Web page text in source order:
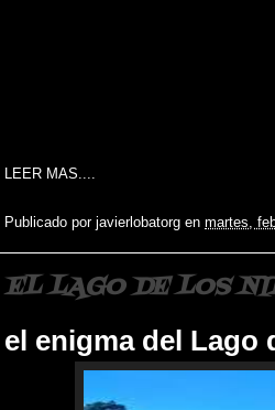
LEER MAS....
Publicado por javierlobatorg en martes,
EL LAGO DE LOS
el enigma del Lago